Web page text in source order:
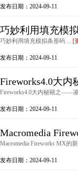
发布日期：2024-09-11
巧妙利用填充模
巧妙利用填充模拟条形码 ... [
发布日期：2024-09-11
Fireworks4.0大
Fireworks4.0大内秘籍之——
发布日期：2024-09-11
Macromedia
Macromedia Fireworks MX的
发布日期：2024-09-11